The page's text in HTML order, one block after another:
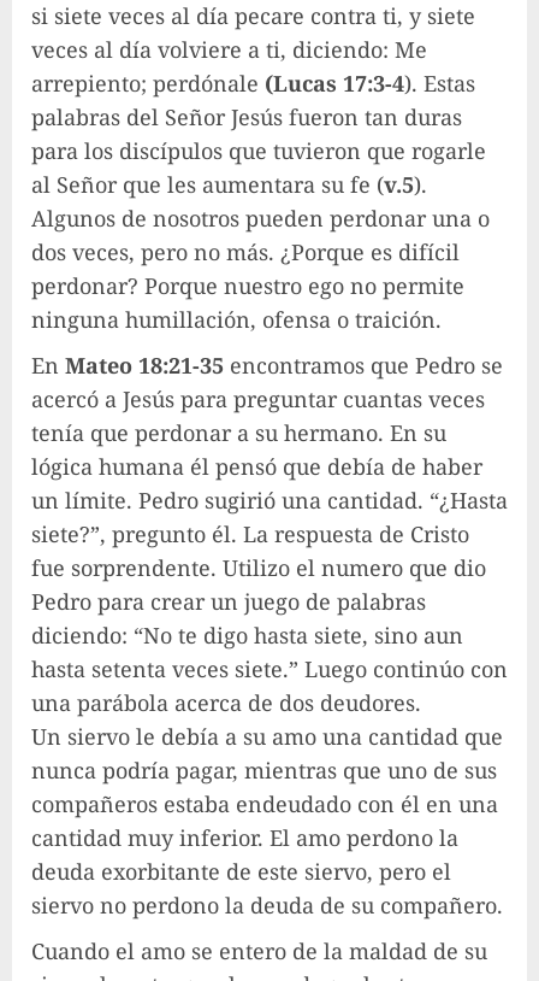
si siete veces al día pecare contra ti, y siete
veces al día volviere a ti, diciendo: Me
arrepiento; perdónale (Lucas 17:3-4). Estas
palabras del Señor Jesús fueron tan duras
para los discípulos que tuvieron que rogarle
al Señor que les aumentara su fe (v.5).
Algunos de nosotros pueden perdonar una o
dos veces, pero no más. ¿Porque es difícil
perdonar? Porque nuestro ego no permite
ninguna humillación, ofensa o traición.
En Mateo 18:21-35 encontramos que Pedro se
acercó a Jesús para preguntar cuantas veces
tenía que perdonar a su hermano. En su
lógica humana él pensó que debía de haber
un límite. Pedro sugirió una cantidad. “¿Hasta
siete?”, pregunto él. La respuesta de Cristo
fue sorprendente. Utilizo el numero que dio
Pedro para crear un juego de palabras
diciendo: “No te digo hasta siete, sino aun
hasta setenta veces siete.” Luego continúo con
una parábola acerca de dos deudores.
Un siervo le debía a su amo una cantidad que
nunca podría pagar, mientras que uno de sus
compañeros estaba endeudado con él en una
cantidad muy inferior. El amo perdono la
deuda exorbitante de este siervo, pero el
siervo no perdono la deuda de su compañero.
Cuando el amo se entero de la maldad de su